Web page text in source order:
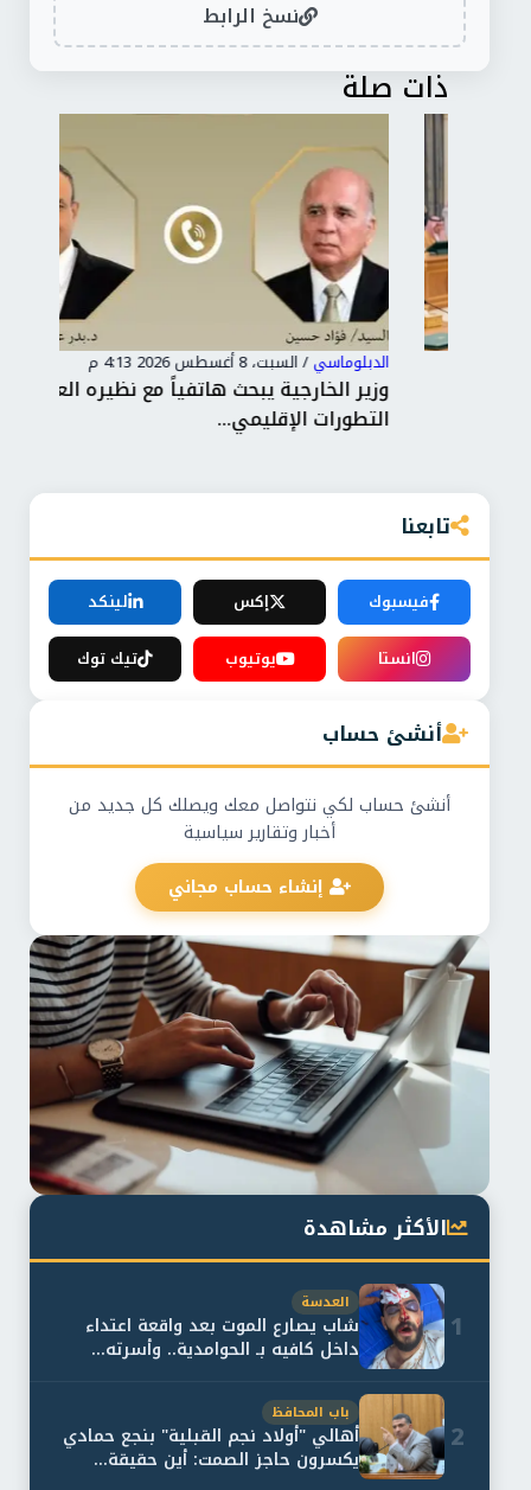
نسخ الرابط
ذات صلة
الدبلوماسي /السبت، 8 أغسطس 2026 4:13 م
وزير الخارجية يبحث هاتفياً مع نظيره العراقي
التطورات الإقليمي...
تابعنا
فيسبوك إكس
لينكد
انستا
يوتيوب تيك توك
أنشئ حساب
أنشئ حساب لكي نتواصل معك ويصلك كل جديد من
أخبار وتقارير سياسية
إنشاء حساب مجاني
الأكثر مشاهدة
1
العدسة
شاب يصارع الموت بعد واقعة اعتداء
داخل كافيه بـ الحوامدية.. وأسرته...
2
باب المحافظ
أهالي "أولاد نجم القبلية" بنجع حمادي
يكسرون حاجز الصمت: أين حقيقة...